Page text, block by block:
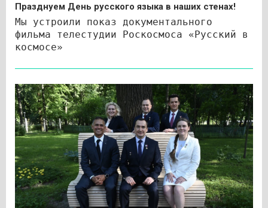
Празднуем День русского языка в наших стенах!
Мы устроили показ документального
фильма телестудии Роскосмоса «Русский в
космосе»